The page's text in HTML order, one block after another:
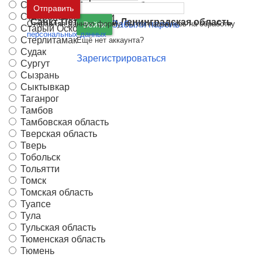
Москва и
Московская область
Санкт-Петербург иЛенинградская область
Войти Забыли пароль
Ещё нет аккаунта?
Зарегистрироваться
Ставрополь
Ставропольский край
Старый Оскол
Стерлитамак
Судак
Сургут
Сызрань
Сыктывкар
Таганрог
Тамбов
Тамбовская область
Тверская область
Тверь
Тобольск
Тольятти
Томск
Томская область
Туапсе
Тула
Тульская область
Тюменская область
Тюмень
Отправить
Отправляя данную форму, вы соглашаетесь на обработку
персональных данных